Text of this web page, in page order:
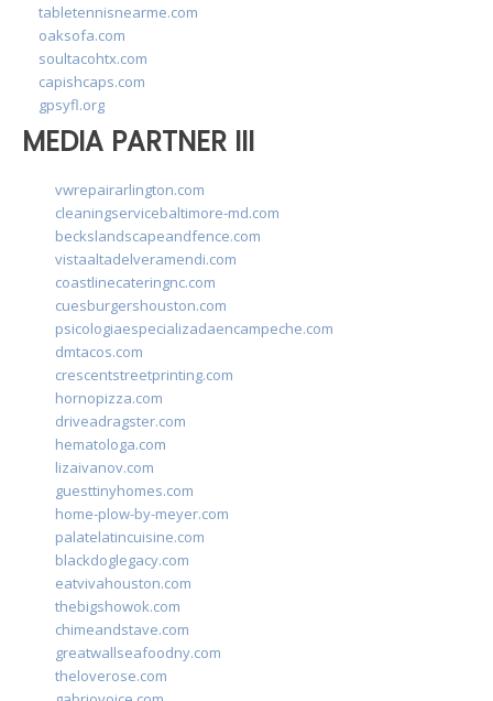
tabletennisnearme.com
oaksofa.com
soultacohtx.com
capishcaps.com
gpsyfl.org
MEDIA PARTNER III
vwrepairarlington.com
cleaningservicebaltimore-md.com
beckslandscapeandfence.com
vistaaltadelveramendi.com
coastlinecateringnc.com
cuesburgershouston.com
psicologiaespecializadaencampeche.com
dmtacos.com
crescentstreetprinting.com
hornopizza.com
driveadragster.com
hematologa.com
lizaivanov.com
guesttinyhomes.com
home-plow-by-meyer.com
palatelatincuisine.com
blackdoglegacy.com
eatvivahouston.com
thebigshowok.com
chimeandstave.com
greatwallseafoodny.com
theloverose.com